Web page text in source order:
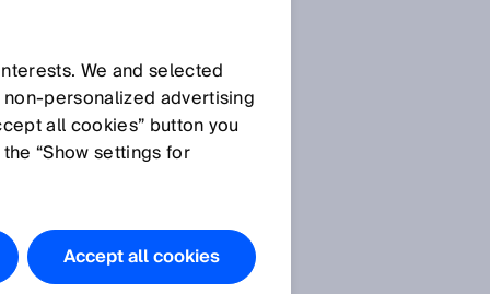
Fragen?
We and selected
advertising
all cookies” button you
“Show settings for
Accept all cookies